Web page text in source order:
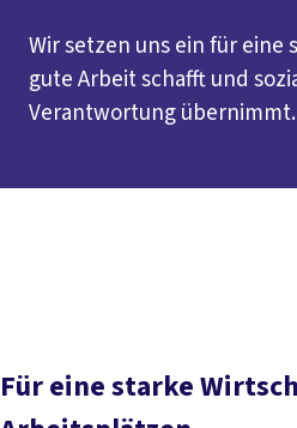
Wir setzen uns ein für eine
gute Arbeit schafft und
Verantwortung übernimmt.
Für eine starke